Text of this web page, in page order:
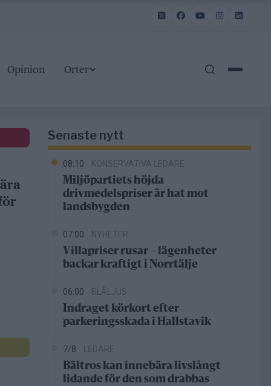
Opinion Orter
Senaste nytt
08:10 KONSERVATIVA LEDARE
Miljöpartiets höjda
drivmedelspriser är hat mot
landsbygden
07:00 NYHETER
Villapriser rusar – lägenheter
backar kraftigt i Norrtälje
06:00 BLÅLJUS
Indraget körkort efter
parkeringsskada i Hallstavik
7/8 LEDARE
Bältros kan innebära livslångt
lidande för den som drabbas